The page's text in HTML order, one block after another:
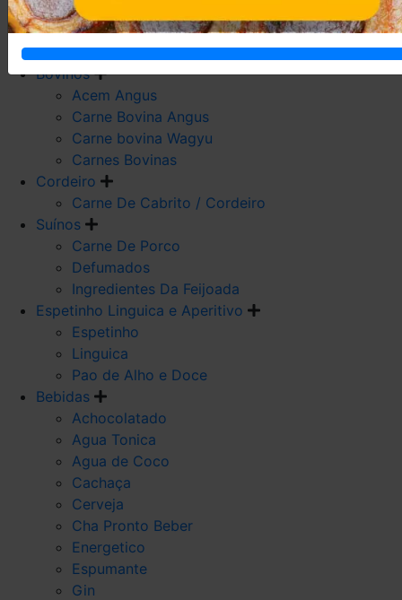
Carne De Frango
Carne De Galeto
Codorna
Bovinos
Acem Angus
Carne Bovina Angus
Carne bovina Wagyu
Carnes Bovinas
Cordeiro
Carne De Cabrito / Cordeiro
Suínos
Carne De Porco
Defumados
Ingredientes Da Feijoada
Espetinho Linguica e Aperitivo
Espetinho
Linguica
Pao de Alho e Doce
Bebidas
Achocolatado
Agua Tonica
Agua de Coco
Cachaça
Cerveja
Cha Pronto Beber
Energetico
Espumante
Gin